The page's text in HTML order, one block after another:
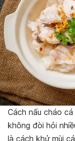
Cách nấu cháo
không đòi hỏi
là cách khử mùi